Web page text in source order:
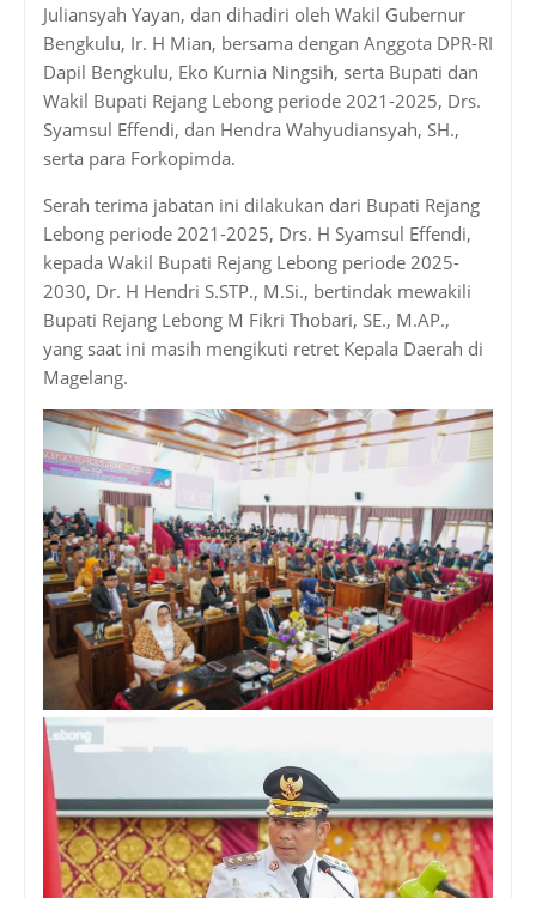
Juliansyah Yayan, dan dihadiri oleh Wakil Gubernur
Bengkulu, Ir. H Mian, bersama dengan Anggota DPR-RI
Dapil Bengkulu, Eko Kurnia Ningsih, serta Bupati dan
Wakil Bupati Rejang Lebong periode 2021-2025, Drs.
Syamsul Effendi, dan Hendra Wahyudiansyah, SH.,
serta para Forkopimda.
Serah terima jabatan ini dilakukan dari Bupati Rejang
Lebong periode 2021-2025, Drs. H Syamsul Effendi,
kepada Wakil Bupati Rejang Lebong periode 2025-
2030, Dr. H Hendri S.STP., M.Si., bertindak mewakili
Bupati Rejang Lebong M Fikri Thobari, SE., M.AP.,
yang saat ini masih mengikuti retret Kepala Daerah di
Magelang.